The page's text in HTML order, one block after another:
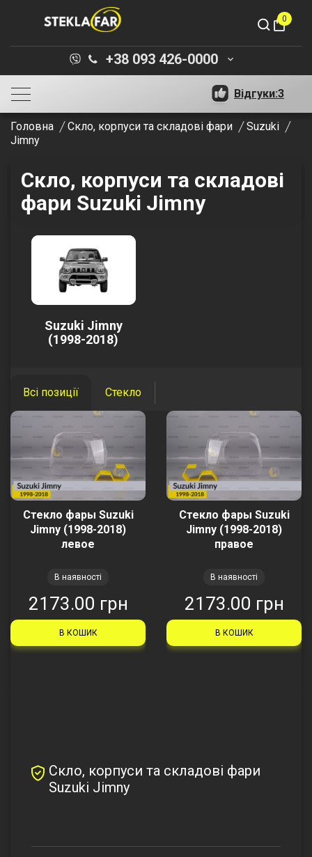
shopping_bag
0
+38 093 426-0000 keyboard_arrow_down
Відгуки:3
Головна Скло, корпуси та складові фари
Suzuki
Jimny
Скло, корпуси та складові
фари Suzuki Jimny
Suzuki Jimny
(1998-2018)
Всі позиції Стекло
Стекло фары Suzuki
Jimny (1998-2018)
левое
В наявності
2173.00 грн
В КОШИК
Стекло фары Suzuki
Jimny (1998-2018)
правое
В наявності
2173.00 грн
В КОШИК
Скло, корпуси та складові фари
Suzuki Jimny